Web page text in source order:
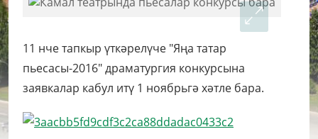
11 нче тапкыр үткәрелүче "Яңа татар
пьесасы-2016" драматургия конкурсына
заявкалар кабул итү 1 ноябрьгә хәтле бара.